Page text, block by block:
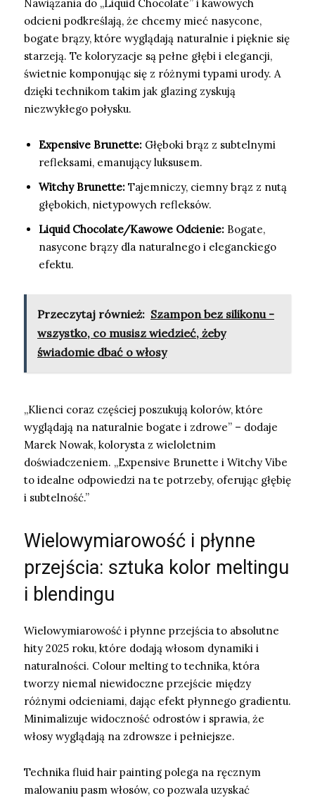
Nawiązania do „Liquid Chocolate” i kawowych
odcieni podkreślają, że chcemy mieć nasycone,
bogate brązy, które wyglądają naturalnie i pięknie się
starzeją. Te koloryzacje są pełne głębi i elegancji,
świetnie komponując się z różnymi typami urody. A
dzięki technikom takim jak glazing zyskują
niezwykłego połysku.
Expensive Brunette: Głęboki brąz z subtelnymi
refleksami, emanujący luksusem.
Witchy Brunette: Tajemniczy, ciemny brąz z nutą
głębokich, nietypowych refleksów.
Liquid Chocolate/Kawowe Odcienie: Bogate,
nasycone brązy dla naturalnego i eleganckiego
efektu.
Przeczytaj również: Szampon bez silikonu -
wszystko, co musisz wiedzieć, żeby
świadomie dbać o włosy
„Klienci coraz częściej poszukują kolorów, które
wyglądają na naturalnie bogate i zdrowe” – dodaje
Marek Nowak, kolorysta z wieloletnim
doświadczeniem. „Expensive Brunette i Witchy Vibe
to idealne odpowiedzi na te potrzeby, oferując głębię
i subtelność.”
Wielowymiarowość i płynne
przejścia: sztuka kolor meltingu
i blendingu
Wielowymiarowość i płynne przejścia to absolutne
hity 2025 roku, które dodają włosom dynamiki i
naturalności. Colour melting to technika, która
tworzy niemal niewidoczne przejście między
różnymi odcieniami, dając efekt płynnego gradientu.
Minimalizuje widoczność odrostów i sprawia, że
włosy wyglądają na zdrowsze i pełniejsze.
Technika fluid hair painting polega na ręcznym
malowaniu pasm włosów, co pozwala uzyskać